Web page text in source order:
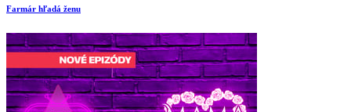
Farmár hľadá ženu